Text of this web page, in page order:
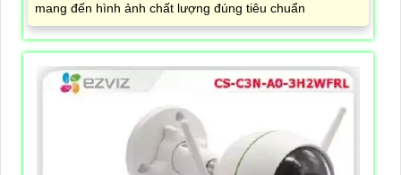
mang đến hình ảnh chất lượng đúng tiêu chuẩn